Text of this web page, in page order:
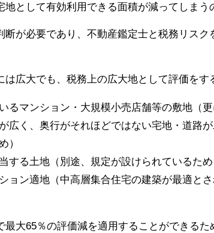
として有効利用できる面積が減ってしまう
が必要であり、不動産鑑定士と税務リス
広大でも、税務上の広大地として評価をす
マンション・大規模小売店舗等の敷地（更
広く、奥行がそれほどではない宅地・道路
）
る土地（別途、規定が設けられているため
ョン適地（中高層集合住宅の建築が最適と
最大65％の評価減を適用することができる